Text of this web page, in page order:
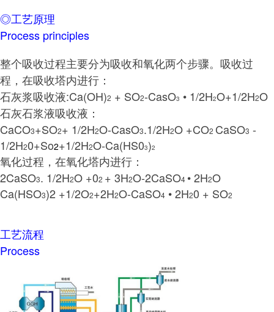
◎工艺原理
Process principles
整个吸收过程主要分为吸收和氧化两个步骤。吸收过
程，在吸收塔内进行：
石灰浆吸收液:Ca(OH)2 + SO2-CasO3 • 1/2H2O+1/2H2O
石灰石浆液吸收液：
CaCO3+SO2+ 1/2H2O-CasO3.1/2H2O +CO2 CaSO3 -
1/2H20+So2+1/2H2O-Ca(HS03)2
氧化过程，在氧化塔内进行：
2CaSO3. 1/2H2O +02 + 3H2O-2CaSO4 • 2H2O
Ca(HSO3)2 +1/2O2+2H2O-CaSO4 • 2H20 + SO2
工艺流程
Process